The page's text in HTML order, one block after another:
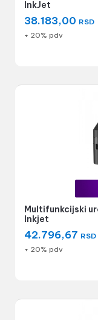
InkJet
38.183,00 RSD
+ 20% pdv
Multifunkcijski
Inkjet
42.796,67 RSD
+ 20% pdv